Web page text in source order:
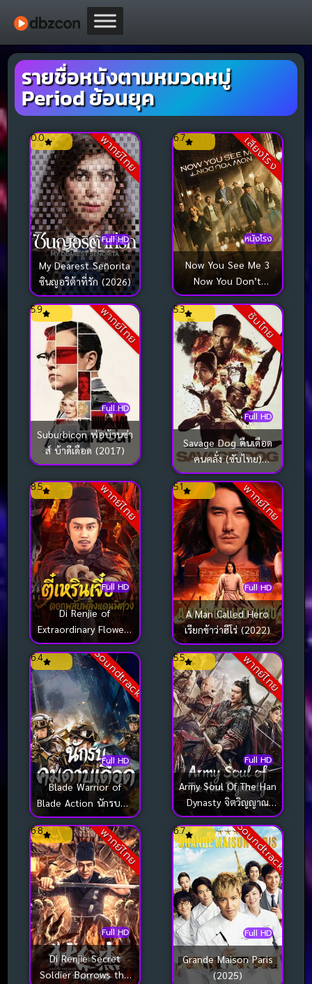
รายชื่อหนังตามหมวดหมู่
Period ย้อนยุค
พากย์ไทย
Full HD
0.0
My Dearest Señorita
ซินญอริต้าที่รัก (2026)
เสียงโรง
หนังโรง
6.7
Now You See Me 3
Now You Don’t
อาชญากลปล้นโลก 3
(2025)
พากย์ไทย
Full HD
5.9
Suburbicon พ่อบ้านซ่า
ส์ บ้าดีเดือด (2017)
ซับไทย
Full HD
5.3
Savage Dog คืนเดือด
คนคลั่ง (ซับไทย)
(2017)
พากย์ไทย
Full HD
8.5
Di Renjie of
Extraordinary Flowers
On The Faramita ตี๋เห
รินเจี๋ย ดอกพลับพลึง
แดนพิศวง (2026)
พากย์ไทย
Full HD
5.1
A Man Called Hero
เรียกข้าว่าฮีโร่ (2022)
Soundtrack
Full HD
6.4
Blade Warrior of
Blade Action นักรบคม
ดาบเดือด (2026)
พากย์ไทย
Full HD
5.5
Army Soul Of The Han
Dynasty จิตวิญญาณ
ทหารแห่งราชวงศ์ฮัน
(2022)
พากย์ไทย
Full HD
6.8
Di Renjie Secret
Soldier Borrows the
Soundtrack
Full HD
6.7
Grande Maison Paris
(2025)